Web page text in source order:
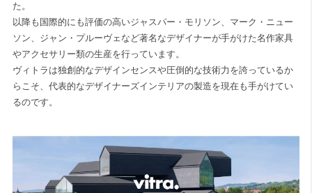
た。
以降も国際的にも評価の高いジャスパー・モリソン、マーク・ニュー
ソン、ジャン・プルーヴェなど著名なデザイナーが手がけた名作家具
やアクセサリー類の生産を行っています。
ヴィトラは独創的なデザインセンスや圧倒的な技術力を誇っているか
らこそ、代表的なデザイナーズインテリアの製造を現在も手がけてい
るのです。